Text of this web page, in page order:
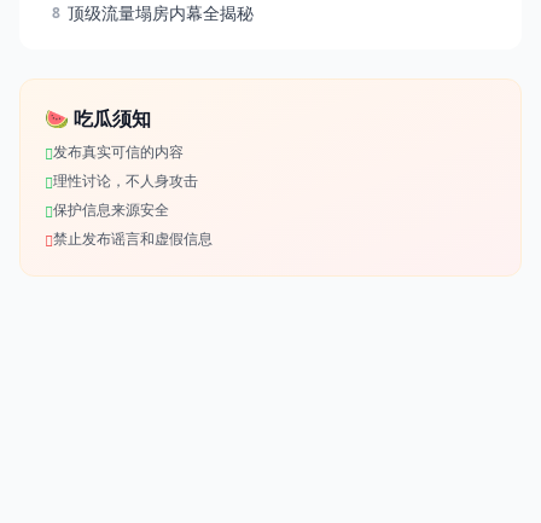
8 顶级流量塌房内幕全揭秘
🍉 吃瓜须知
发布真实可信的内容
理性讨论，不人身攻击
保护信息来源安全
禁止发布谣言和虚假信息